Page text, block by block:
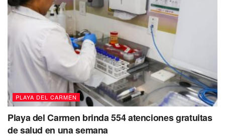
PLAYA DEL CARMEN
Playa del Carmen brinda 554 atenciones gratuitas
de salud en una semana